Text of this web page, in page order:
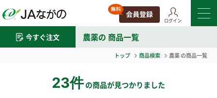
ログイン
今すぐ注文 農薬の 商品一覧
トップ 商品検索 農薬の商品一覧
23件の商品が見つかりました